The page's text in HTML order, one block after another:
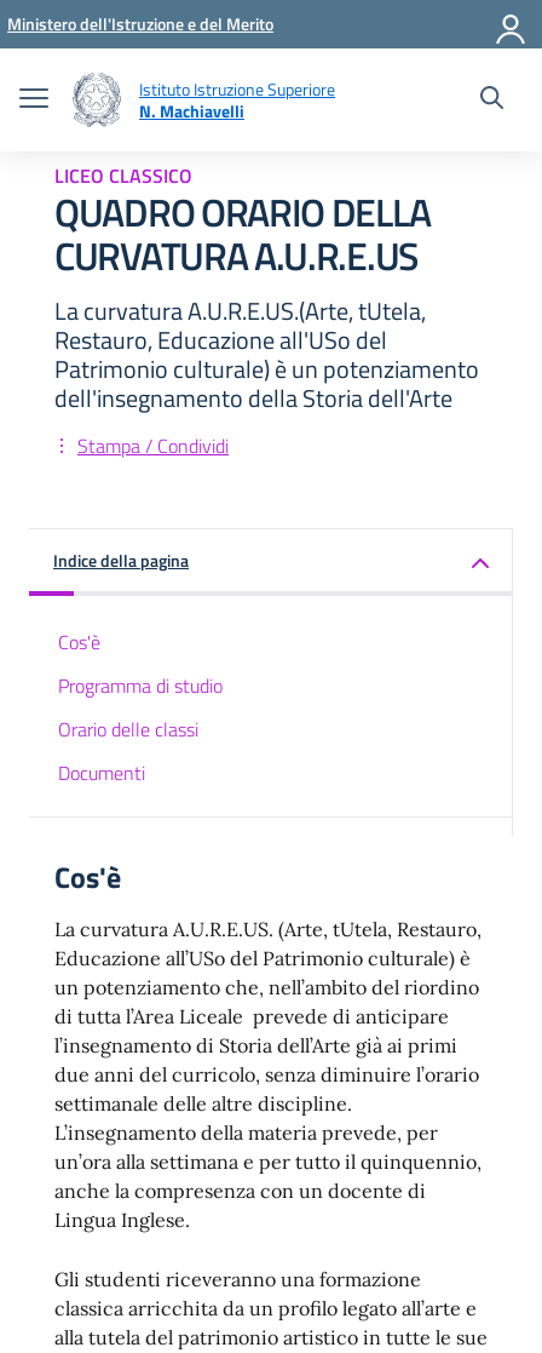
Vai ai contenuti
Vai al menu di navigazione
Vai al footer
Ministero dell'Istruzione e del Merito
Istituto Istruzione Superiore
N. Machiavelli
LICEO CLASSICO
QUADRO ORARIO DELLA
CURVATURA A.U.R.E.US
La curvatura A.U.R.E.US.(Arte, tUtela,
Restauro, Educazione all'USo del
Patrimonio culturale) è un potenziamento
dell'insegnamento della Storia dell'Arte
Stampa / Condividi
Indice della pagina
Cos'è
Programma di studio
Orario delle classi
Documenti
Cos'è
La curvatura A.U.R.E.US. (Arte, tUtela, Restauro,
Educazione all’USo del Patrimonio culturale) è
un potenziamento che, nell’ambito del riordino
di tutta l’Area Liceale prevede di anticipare
l’insegnamento di Storia dell’Arte già ai primi
due anni del curricolo, senza diminuire l’orario
settimanale delle altre discipline.
L’insegnamento della materia prevede, per
un’ora alla settimana e per tutto il quinquennio,
anche la compresenza con un docente di
Lingua Inglese.
Gli studenti riceveranno una formazione
classica arricchita da un profilo legato all’arte e
alla tutela del patrimonio artistico in tutte le sue